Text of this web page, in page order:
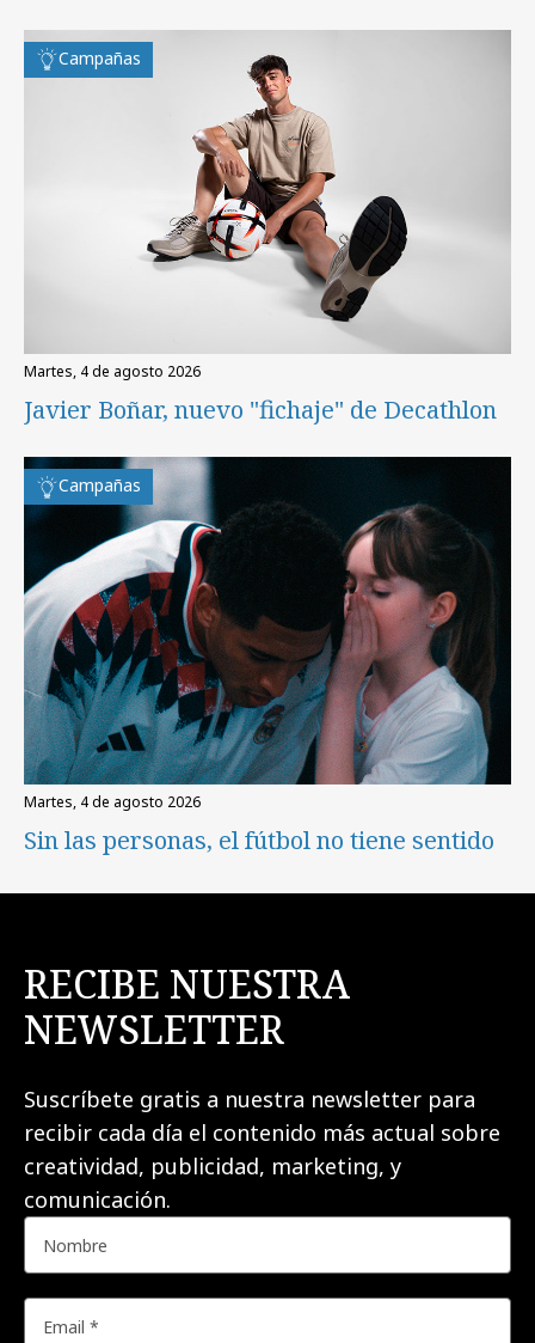
Campañas
martes, 4 de agosto 2026
Javier Boñar, nuevo "fichaje" de Decathlon
Campañas
martes, 4 de agosto 2026
Sin las personas, el fútbol no tiene sentido
RECIBE NUESTRA
NEWSLETTER
Suscríbete gratis a nuestra newsletter para
recibir cada día el contenido más actual sobre
creatividad, publicidad, marketing, y
comunicación.